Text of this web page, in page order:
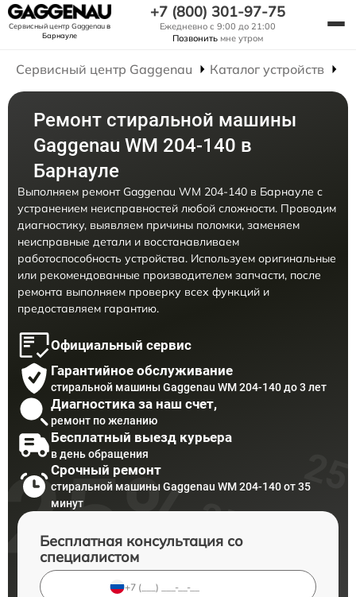
Сервисный центр Gaggenauв
Барнауле
+7 (800) 301-97-75
Ежедневно с 9:00 до 21:00
Позвонить мне утром
Сервисный центр Gaggenau Каталог устройств
Ремонт стиральной машины
Gaggenau WM 204-140 в
Барнауле
Выполняем ремонт Gaggenau WM 204-140 в Барнауле с
устранением неисправностей любой сложности. Проводим
диагностику, выявляем причины поломки, заменяем
неисправные детали и восстанавливаем
работоспособность устройства. Используем оригинальные
или рекомендованные производителем запчасти, после
ремонта выполняем проверку всех функций и
предоставляем гарантию.
Официальный сервис
Гарантийное обслуживание
стиральной машины Gaggenau WM 204-140 до 3 лет
Диагностика за наш счет,
ремонт по желанию
Бесплатный выезд курьера
в день обращения
Срочный ремонт
стиральной машины Gaggenau WM 204-140 от 35
минут
Бесплатная консультация со
специалистом